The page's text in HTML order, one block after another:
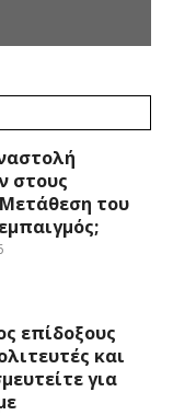
στους
του
επίδοξους
και
για